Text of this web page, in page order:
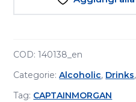
COD:140138_en
Categorie:Alcoholic, Drinks,
Tag: CAPTAINMORGAN